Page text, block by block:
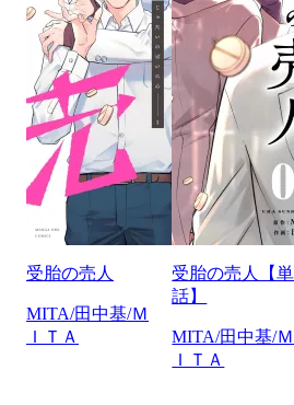
受胎の売人
MITA/田中基/Ｍ
ＩＴＡ
受胎の売人【単
話】
MITA/田中基/Ｍ
ＩＴＡ